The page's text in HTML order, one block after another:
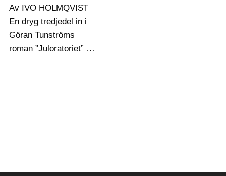
Av IVO HOLMQVIST
En dryg tredjedel in i
Göran Tunströms
roman ”Juloratoriet” har